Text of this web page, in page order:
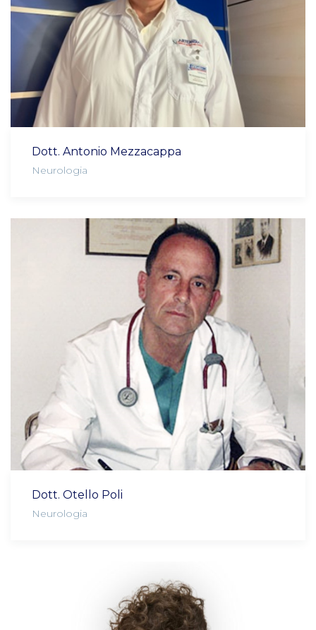
Dott. Antonio Mezzacappa
Neurologia
Dott. Otello Poli
Neurologia